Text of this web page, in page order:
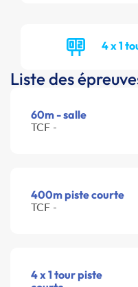
4 x 1
Liste des
60m - salle
TCF -
400m piste courte
TCF -
4 x 1 tour piste